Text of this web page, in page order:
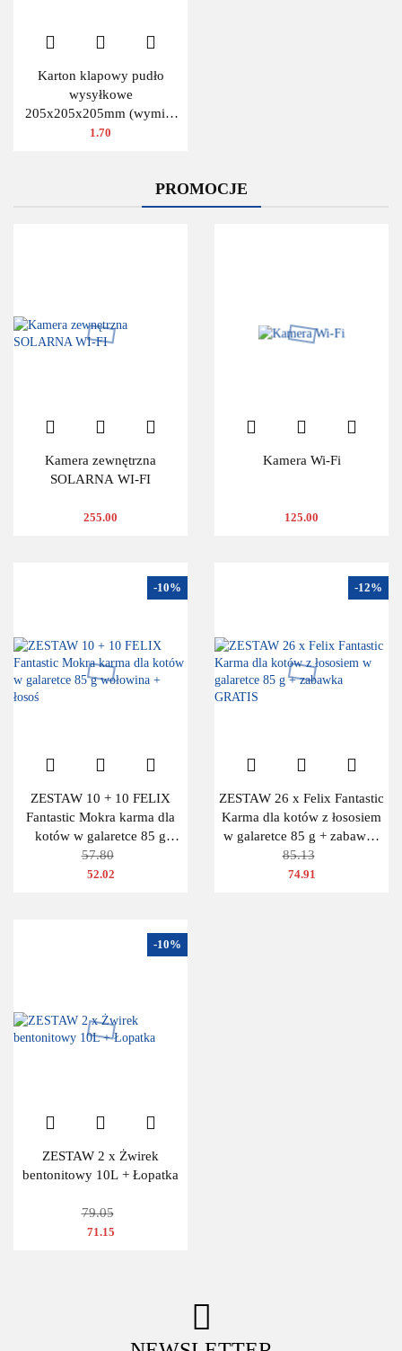
Karton klapowy pudło
wysyłkowe
205x205x205mm (wymiar
zewn.) Fala B 480g/m2
1.70
PROMOCJE
Kamera zewnętrzna
SOLARNA WI-FI
255.00
Kamera Wi-Fi
125.00
ZESTAW 10 + 10 FELIX
Fantastic Mokra karma dla
kotów w galaretce 85 g
wołowina + łosoś
57.80
-10%
52.02
ZESTAW 26 x Felix Fantastic
Karma dla kotów z łososiem
w galaretce 85 g + zabawka
GRATIS
85.13
-12%
74.91
ZESTAW 2 x Żwirek
bentonitowy 10L + Łopatka
79.05
-10%
71.15